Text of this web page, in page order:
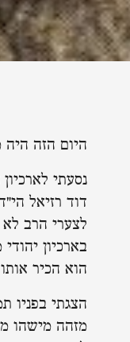
היום הזה
נסעתי
דוד רזיאל
לצערי הרב
בארכיון
הוא הכיר
הצגתי בפניו
מזהה מישהו